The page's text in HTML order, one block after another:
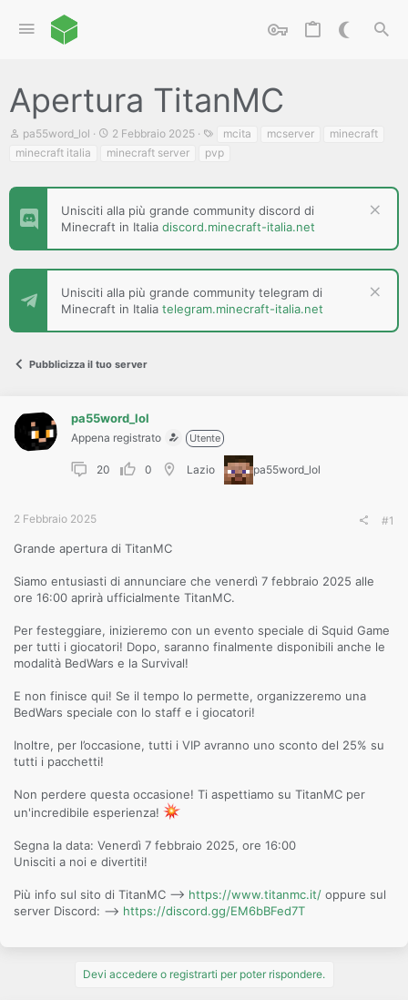
Apertura TitanMC
C
e
t
r
D
u
s
pa55word_lol
D
a
t
d
i
n
i
o
2 Febbraio 2025
g
mcita mcserver
minecraft
minecraft italia
minecraft server pvp
Unisciti alla più grande community discord di
Minecraft in Italia discord.minecraft-italia.net
Unisciti alla più grande community telegram di
Minecraft in Italia telegram.minecraft-italia.net
Pubblicizza il tuo server
pa55word_lol
Appena registrato Utente
20 0 Lazio pa55word_lol
2 Febbraio 2025 #1
Grande apertura di TitanMC
Siamo entusiasti di annunciare che venerdì 7 febbraio 2025 alle
ore 16:00 aprirà ufficialmente TitanMC.
Per festeggiare, inizieremo con un evento speciale di Squid Game
per tutti i giocatori! Dopo, saranno finalmente disponibili anche le
modalità BedWars e la Survival!
E non finisce qui! Se il tempo lo permette, organizzeremo una
BedWars speciale con lo staff e i giocatori!
Inoltre, per l’occasione, tutti i VIP avranno uno sconto del 25% su
tutti i pacchetti!
Non perdere questa occasione! Ti aspettiamo su TitanMC per
un'incredibile esperienza!
Segna la data: Venerdì 7 febbraio 2025, ore 16:00
Unisciti a noi e divertiti!
Più info sul sito di TitanMC --> https://www.titanmc.it/ oppure sul
server Discord: --> https://discord.gg/EM6bBFed7T
Devi accedere o registrarti per poter rispondere.